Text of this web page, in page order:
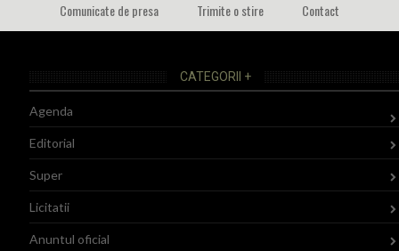
Comunicate de presa
Trimite o stire Contact
CATEGORII +
Agenda
Editorial
Super
Licitatii
Anuntul oficial